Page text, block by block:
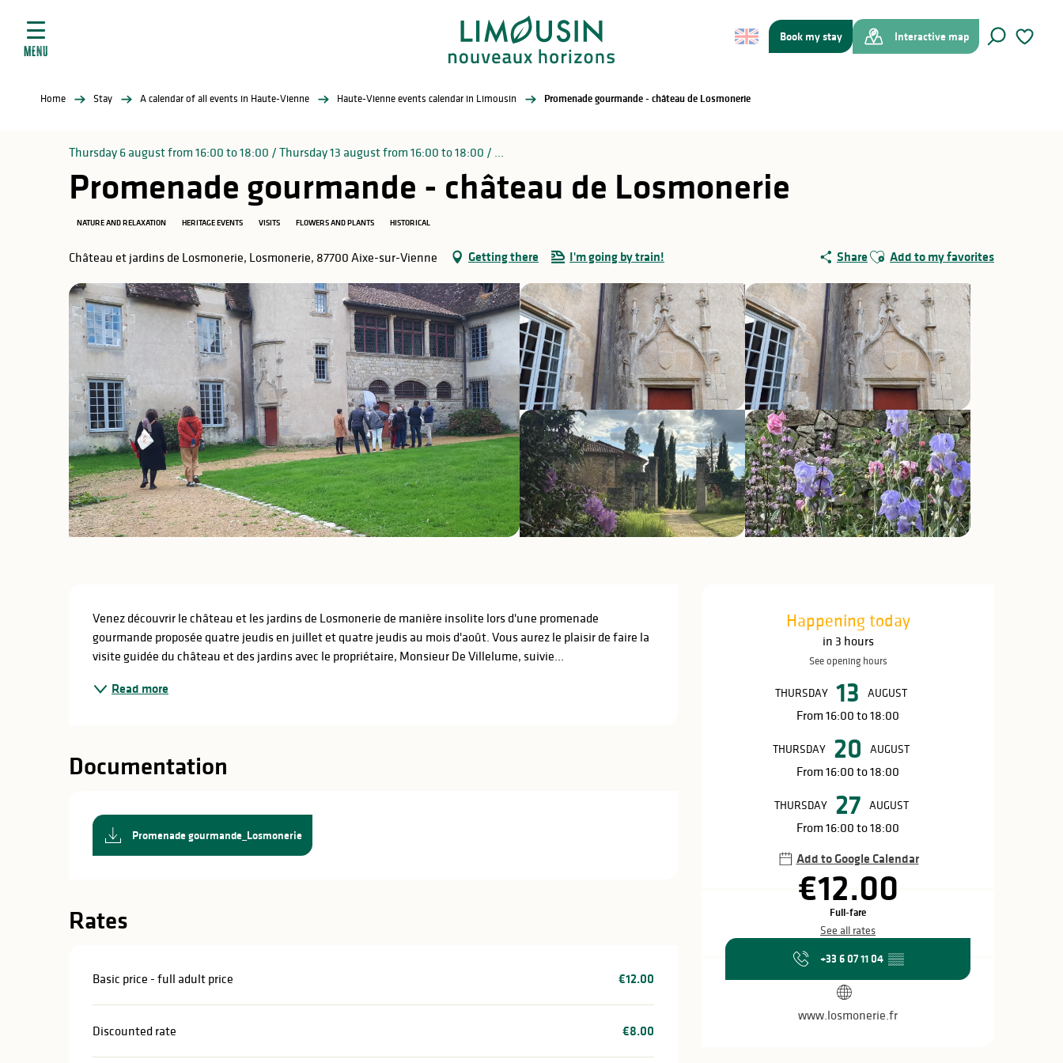
contenu
Book my stay
Interactive map
MENU
Home Stay A calendar of all events in Haute-Vienne Haute-Vienne events calendar in Limousin Promenade gourmande - château de Losmonerie
Thursday 6 august from 16:00 to 18:00 / Thursday 13 august from 16:00 to 18:00 / ...
Promenade gourmande - château de Losmonerie
NATURE AND RELAXATION HERITAGE EVENTS VISITS FLOWERS AND PLANTS HISTORICAL
Château et jardins de Losmonerie, Losmonerie, 87700 Aixe-sur-Vienne Getting there I'm going by train! Share Ajouter aux favoris
Add to my favorites
Opening hours
Happening today
in 3 hours
See opening hours
THURSDAY 13 AUGUST
From 16:00 to 18:00
THURSDAY 20 AUGUST
From 16:00 to 18:00
THURSDAY 27 AUGUST
From 16:00 to 18:00
Add to Google Calendar
€12.00
Full-fare
See all rates
+33 6 07 11 04 ▒▒
www.losmonerie.fr
Description
Venez découvrir le château et les jardins de Losmonerie de manière insolite lors d'une promenade
gourmande proposée quatre jeudis en juillet et quatre jeudis au mois d'août. Vous aurez le plaisir de faire la
visite guidée du château et des jardins avec le propriétaire, Monsieur De Villelume, suivie...
Read more
Documentation
Promenade gourmande_Losmonerie
Rates
Basic price - full adult price €12.00
Discounted rate €8.00